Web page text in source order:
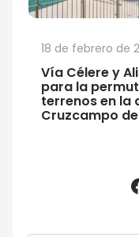
Vía Célere y
para la
terrenos en la
Cruzcampo
18 de febrero de